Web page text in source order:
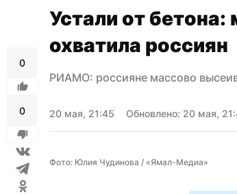
0
0
Устали от
охватила россиян
РИАМО: россияне массово
20 мая, 21:45 Обновлено: 20 мая,
Фото: Юлия Чудинова / «Ямал-Медиа»